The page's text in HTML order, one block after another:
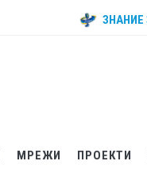
ЗНАНИЕ
МРЕЖИ ПРОЕКТИ